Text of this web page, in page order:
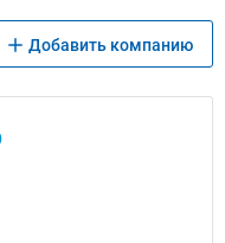
Добавить компанию